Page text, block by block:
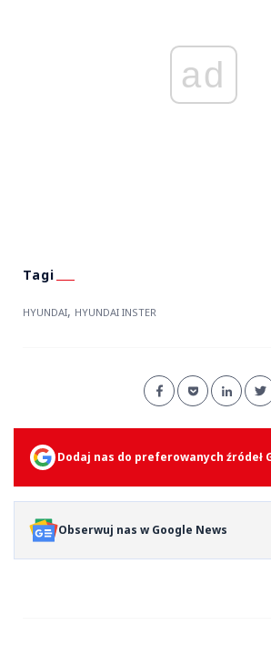
ad
HYUNDAI, HYUNDAI INSTER
Dodaj nas do preferowanych źródeł
Obserwuj nas w Google News